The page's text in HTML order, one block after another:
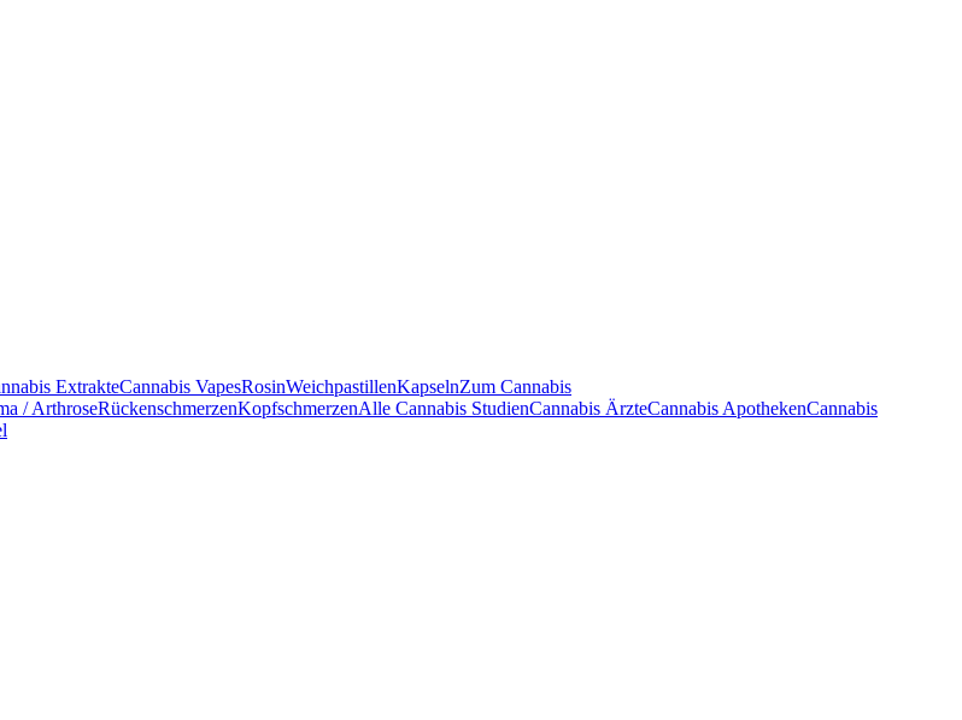
ExtrakteCannabis VapesRosinWeichpastillenKapselnZum Cannabis
/ ArthroseRückenschmerzenKopfschmerzenAlle Cannabis StudienCannabis ÄrzteCannabis ApothekenCannabis